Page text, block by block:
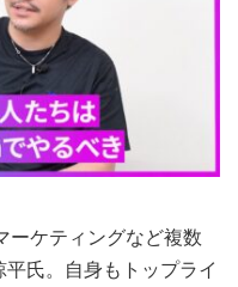
ーケティングなど複数
氏。自身もトップライ